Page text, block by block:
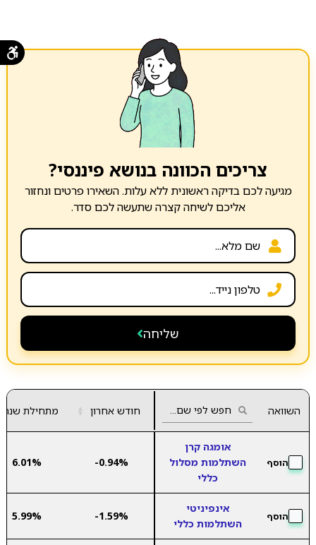
צריכים הכוונה בנושא פיננסי?
מגיעה לכם בדיקה ראשונית ללא עלות. השאירו פרטים ונחזור
אליכם לשיחה קצרה שתעשה לכם סדר.
שליחה
השוואה חודש אחרון ▲
▼ מתחילת שנה
הוסף
אומגה קרן
השתלמות מסלול
כללי
-0.94%
6.01%
הוסף
אינפיניטי
השתלמות כללי
-1.59%
5.99%